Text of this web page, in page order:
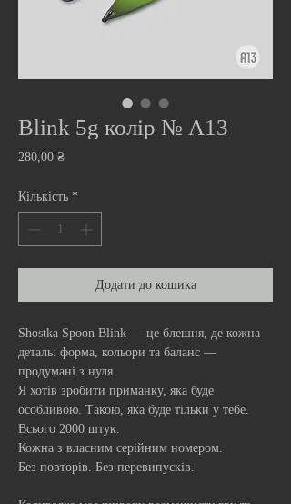
Blink 5g колір № A13
280,00 ₴Ціна
Кількість *
Додати до кошика
Shostka Spoon Blink — це блешня, де кожна
деталь: форма, кольори та баланс —
продумані з нуля.
Я хотів зробити приманку, яка буде
особливою. Такою, яка буде тільки у тебе.
Всього 2000 штук.
Кожна з власним серійним номером.
Без повторів. Без перевипусків.